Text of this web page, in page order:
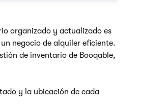
organizado y actualizado es
negocio de alquiler eficiente.
de inventario de Booqable,
y la ubicación de cada